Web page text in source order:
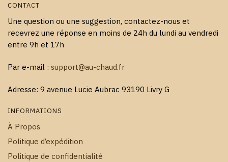
CONTACT
Une question ou une suggestion, contactez-nous et
recevrez une réponse en moins de 24h du lundi au vendredi
entre 9h et 17h
Par e-mail : support@au-chaud.fr
Adresse: 9 avenue Lucie Aubrac 93190 Livry G
INFORMATIONS
À Propos
Politique d’expédition
Politique de confidentialité